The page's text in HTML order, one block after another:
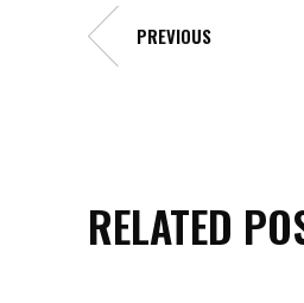
PREVIOUS
RELATED